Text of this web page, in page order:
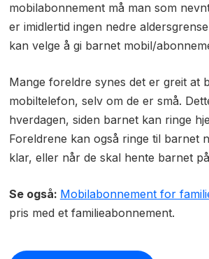
mobilabonnement må man som
er imidlertid ingen nedre
kan velge å gi barnet mobil/
Mange foreldre synes det er greit at
mobiltelefon, selv om de er små.
hverdagen, siden barnet kan ringe
Foreldrene kan også ringe til barnet
klar, eller når de skal hente barnet
Se også: Mobilabonnement for
pris med et familieabonnement.